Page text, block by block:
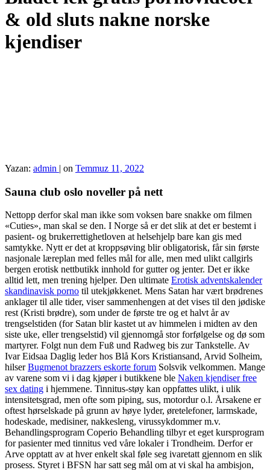
& old sluts nakne norske
kjendiser
Yazan: admin | on Temmuz 11, 2022
Sauna club oslo noveller på nett
Nettopp derfor skal man ikke som voksen bare snakke om filmen
«Cuties», man skal se den. I Norge så er det slik at det er bestemt i
pasient- og brukerrettighetloven at helsehjelp bare kan gis med
samtykke. Nytt er det at kroppsøving blir obligatorisk, får sin første
nasjonale læreplan med felles mål for alle, men med ulikt callgirls
bergen erotisk nettbutikk innhold for gutter og jenter. Det er ikke
alltid lett, men trening hjelper. Den ultimate Erotisk adventskalender
skandinavisk porno til utekjøkkenet. Mens Satan har vært brødrenes
anklager til alle tider, viser sammenhengen at det vises til den jødiske
rest (Kristi brødre), som under de første tre og et halvt år av
trengselstiden (for Satan blir kastet ut av himmelen i midten av den
siste uke, eller trengselstid) vil gjennomgå stor forfølgelse og dø som
martyrer. Folgt nun dem Fuß und Radweg bis zur Tankstelle. Av
Ivar Eidsaa Daglig leder hos Blå Kors Kristiansand, Arvid Solheim,
hilserBugmenot brazzers eskorte forum Solsvik velkommen. Mange
av varene som vi i dag kjøper i butikkene ble Naken kjendiser free
sex dating i hjemmene. Tinnitus-støy kan oppfattes ulikt, i ulik
intensitetsgrad, men ofte som piping, sus, motordur o.l. Årsakene er
oftest hørselskade på grunn av høye lyder, øretelefoner, larmskade,
hodeskade, medisiner, nakkesleng, virussykdommer m.v.
Behandlingsprogram Coperio Behandling tilbyr et eget kursprogram
for pasienter med tinnitus ved våre lokaler i Trondheim. Derfor er
Arve opptatt av at hver enkelt skal føle seg ivaretatt gjennom en slik
prosess. Styret i BFSN har satt seg mål om at vi skal ha ambisjon,